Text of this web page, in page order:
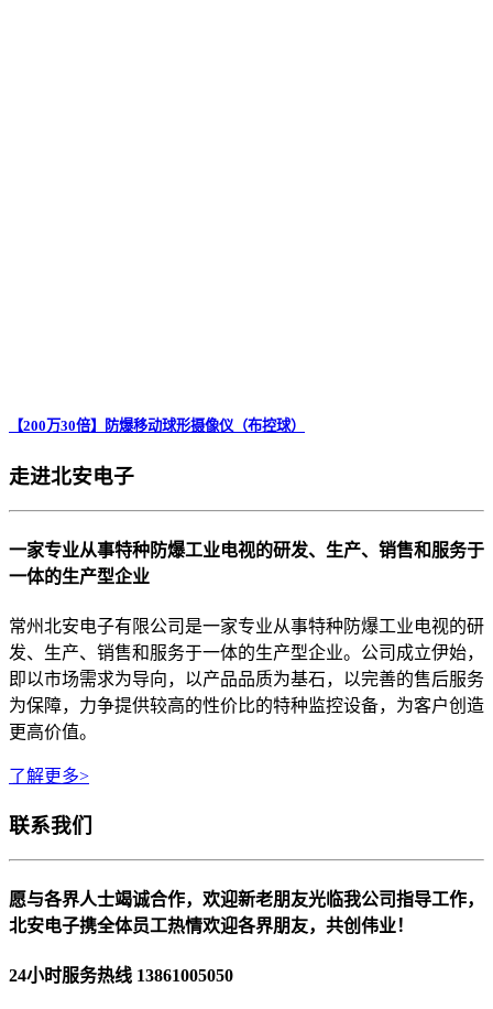
【200万30倍】防爆移动球形摄像仪（布控球）
走进北安电子
一家专业从事特种防爆工业电视的研发、生产、销售和服务于
一体的生产型企业
常州北安电子有限公司是一家专业从事特种防爆工业电视的研
发、生产、销售和服务于一体的生产型企业。公司成立伊始，
即以市场需求为导向，以产品品质为基石，以完善的售后服务
为保障，力争提供较高的性价比的特种监控设备，为客户创造
更高价值。
了解更多>
联系我们
愿与各界人士竭诚合作，欢迎新老朋友光临我公司指导工作，
北安电子携全体员工热情欢迎各界朋友，共创伟业！
24小时服务热线 13861005050